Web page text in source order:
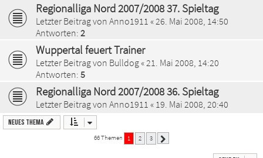
Regionalliga Nord 2007/2008 37. Spieltag
Letzter Beitrag von Anno1911 « 26. Mai 2008, 14:50
Antworten: 2
Wuppertal feuert Trainer
Letzter Beitrag von Bulldog« 21. Mai 2008, 14:20
Antworten: 5
Regionalliga Nord 2007/2008 36. Spieltag
Letzter Beitrag von Anno1911 « 19. Mai 2008, 20:40
Neues Thema
66 Themen 1 2 3